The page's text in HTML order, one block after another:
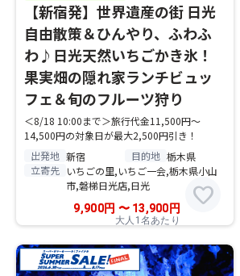
【新宿発】世界遺産の街 日光
自由散策＆ひんやり、ふわふ
わ♪日光天然いちごかき氷！
果実畑の隠れ家ランチビュッ
フェ＆旬のフルーツ狩り
＜8/18 10:00まで＞旅行代金11,500円～
14,500円の対象日が最大2,500円引き！
出発地 新宿 目的地 栃木県
立寄先 いちごの里,いちご一会,栃木県小山
市,磐梯日光店,日光
9,900円 〜13,900 円
大人1名あたり
favorite